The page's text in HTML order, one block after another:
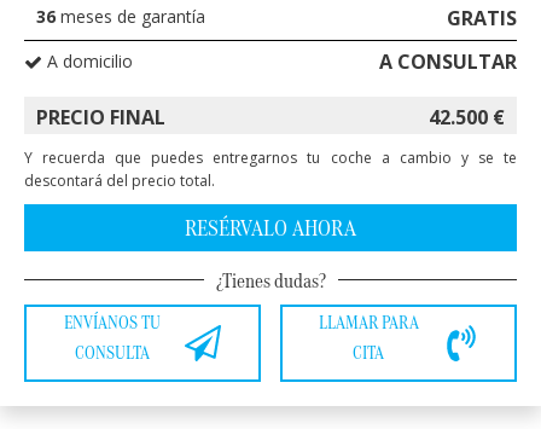
36 meses de garantía GRATIS
A domicilio A CONSULTAR
PRECIO FINAL 42.500 €
Y recuerda que puedes entregarnos tu coche a cambio y se te
descontará del precio total.
RESÉRVALO AHORA
¿Tienes dudas?
ENVÍANOS TU
CONSULTA
LLAMAR PARA
CITA